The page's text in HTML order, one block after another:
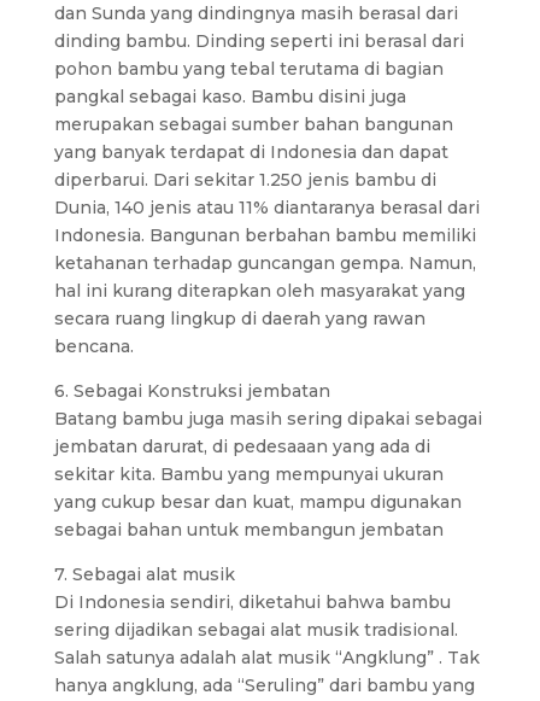
dan Sunda yang dindingnya masih berasal dari
dinding bambu. Dinding seperti ini berasal dari
pohon bambu yang tebal terutama di bagian
pangkal sebagai kaso. Bambu disini juga
merupakan sebagai sumber bahan bangunan
yang banyak terdapat di Indonesia dan dapat
diperbarui. Dari sekitar 1.250 jenis bambu di
Dunia, 140 jenis atau 11% diantaranya berasal dari
Indonesia. Bangunan berbahan bambu memiliki
ketahanan terhadap guncangan gempa. Namun,
hal ini kurang diterapkan oleh masyarakat yang
secara ruang lingkup di daerah yang rawan
bencana.
6. Sebagai Konstruksi jembatan
Batang bambu juga masih sering dipakai sebagai
jembatan darurat, di pedesaaan yang ada di
sekitar kita. Bambu yang mempunyai ukuran
yang cukup besar dan kuat, mampu digunakan
sebagai bahan untuk membangun jembatan
7. Sebagai alat musik
Di Indonesia sendiri, diketahui bahwa bambu
sering dijadikan sebagai alat musik tradisional.
Salah satunya adalah alat musik “Angklung” . Tak
hanya angklung, ada “Seruling” dari bambu yang